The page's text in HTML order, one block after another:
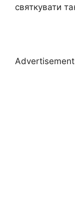
святкувати